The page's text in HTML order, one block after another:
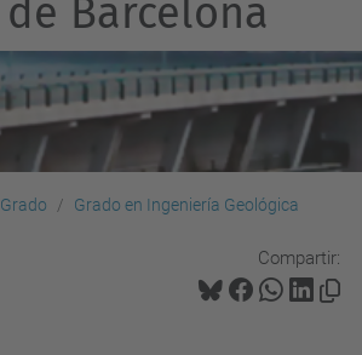
de Barcelona
Grado
Grado en Ingeniería Geológica
Compartir: